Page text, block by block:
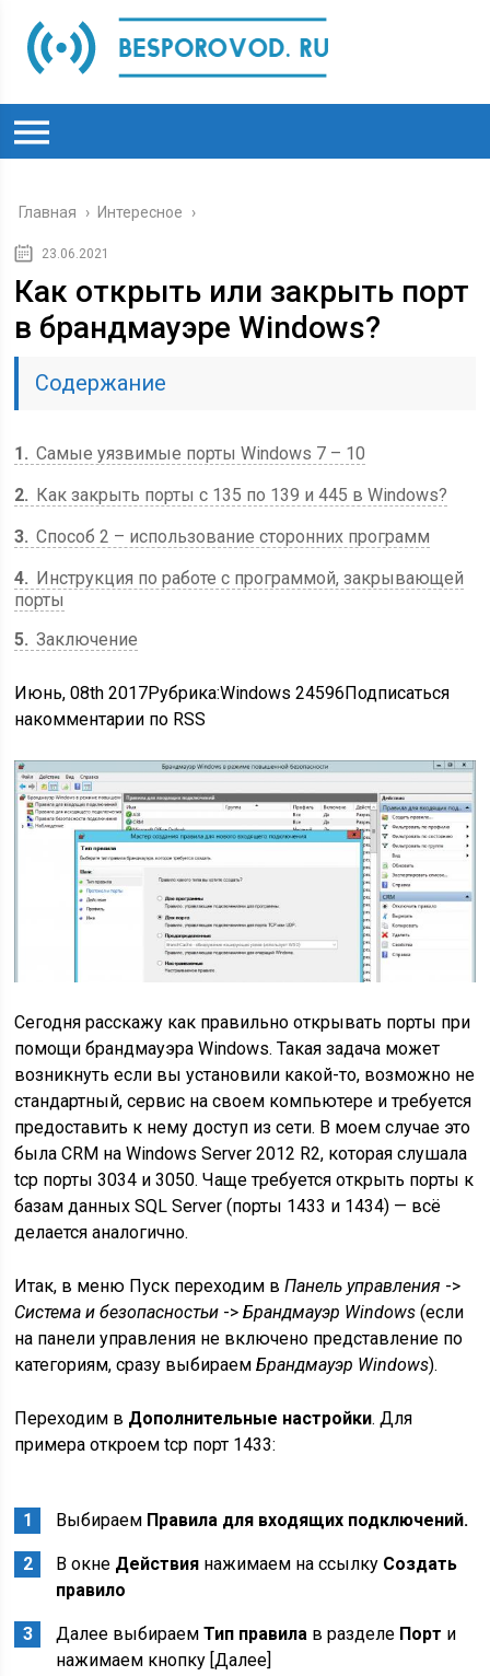
Главная › Интересное ›
23.06.2021
Как открыть или закрыть порт
в брандмауэре Windows?
Содержание
1
Самые уязвимые порты Windows 7 – 10
2
Как закрыть порты с 135 по 139 и 445 в Windows?
3 Способ 2 – использование сторонних программ
4
Инструкция по работе с программой, закрывающей
порты
5 Заключение
Июнь, 08th 2017Рубрика:Windows 24596Подписаться
накомментарии по RSS
Сегодня расскажу как правильно открывать порты при
помощи брандмауэра Windows. Такая задача может
возникнуть если вы установили какой-то, возможно не
стандартный, сервис на своем компьютере и требуется
предоставить к нему доступ из сети. В моем случае это
была CRM на Windows Server 2012 R2, которая слушала
tcp порты 3034 и 3050. Чаще требуется открыть порты к
базам данных SQL Server (порты 1433 и 1434) — всё
делается аналогично.
Итак, в меню Пуск переходим вПанель управления ->
Система и безопасностьи ->Брандмауэр Windows (если
на панели управления не включено представление по
категориям, сразу выбираемБрандмауэр Windows).
Переходим в Дополнительные настройки. Для
примера откроем tcp порт 1433:
Выбираем Правила для входящих подключений.
В окне Действия нажимаем на ссылку Создать
правило
Далее выбираемТип правила в разделе Порт и
нажимаем кнопку [Далее]